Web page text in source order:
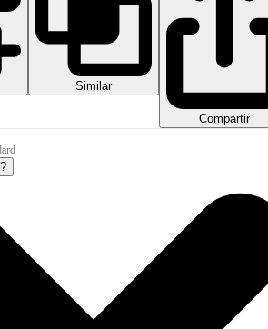
Similar
Compartir